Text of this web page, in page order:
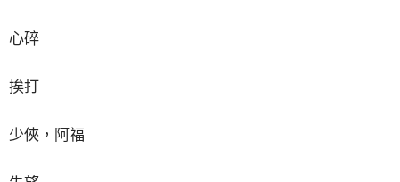
心碎
挨打
少俠，阿福